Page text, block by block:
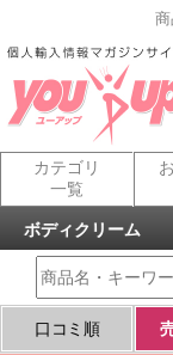
カテゴリ
一覧
ボディクリーム
口コミ順